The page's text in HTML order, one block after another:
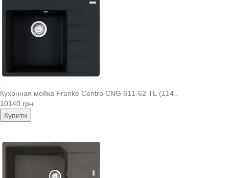
Кухонная мойка Franke Centro CNG 611-62 TL (114..
10140 грн.
Купити